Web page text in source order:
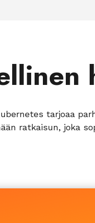
tarjoaa
ratkaisun, joka